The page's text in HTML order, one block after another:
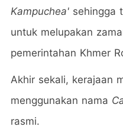
Kampuchea' sehingga
untuk melupakan
pemerintahan Khmer
Akhir sekali, kerajaan
menggunakan nama
rasmi.